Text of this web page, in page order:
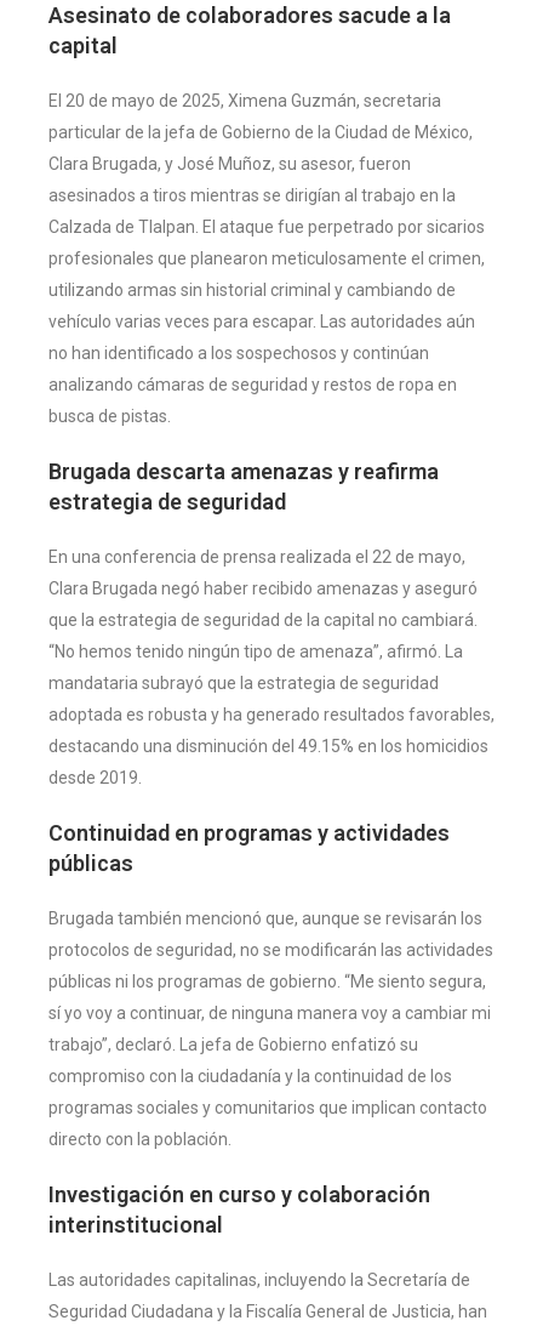
Asesinato de colaboradores sacude a la
capital
El 20 de mayo de 2025, Ximena Guzmán, secretaria
particular de la jefa de Gobierno de la Ciudad de México,
Clara Brugada, y José Muñoz, su asesor, fueron
asesinados a tiros mientras se dirigían al trabajo en la
Calzada de Tlalpan. El ataque fue perpetrado por sicarios
profesionales que planearon meticulosamente el crimen,
utilizando armas sin historial criminal y cambiando de
vehículo varias veces para escapar. Las autoridades aún
no han identificado a los sospechosos y continúan
analizando cámaras de seguridad y restos de ropa en
busca de pistas.
Brugada descarta amenazas y reafirma
estrategia de seguridad
En una conferencia de prensa realizada el 22 de mayo,
Clara Brugada negó haber recibido amenazas y aseguró
que la estrategia de seguridad de la capital no cambiará.
“No hemos tenido ningún tipo de amenaza”, afirmó. La
mandataria subrayó que la estrategia de seguridad
adoptada es robusta y ha generado resultados favorables,
destacando una disminución del 49.15% en los homicidios
desde 2019.
Continuidad en programas y actividades
públicas
Brugada también mencionó que, aunque se revisarán los
protocolos de seguridad, no se modificarán las actividades
públicas ni los programas de gobierno. “Me siento segura,
sí yo voy a continuar, de ninguna manera voy a cambiar mi
trabajo”, declaró. La jefa de Gobierno enfatizó su
compromiso con la ciudadanía y la continuidad de los
programas sociales y comunitarios que implican contacto
directo con la población.
Investigación en curso y colaboración
interinstitucional
Las autoridades capitalinas, incluyendo la Secretaría de
Seguridad Ciudadana y la Fiscalía General de Justicia, han